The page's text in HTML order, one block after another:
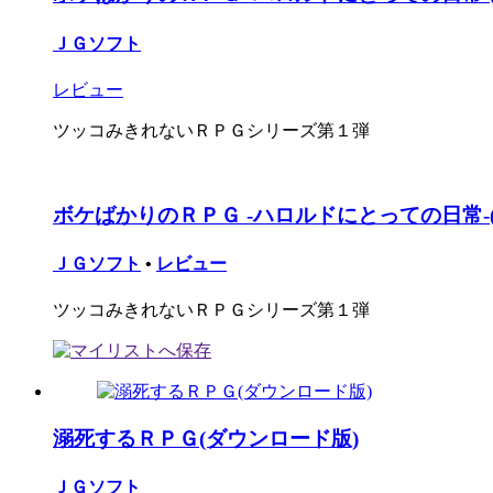
ＪＧソフト
レビュー
ツッコみきれないＲＰＧシリーズ第１弾
ボケばかりのＲＰＧ -ハロルドにとっての日常
ＪＧソフト • レビュー
ツッコみきれないＲＰＧシリーズ第１弾
溺死するＲＰＧ(ダウンロード版)
ＪＧソフト